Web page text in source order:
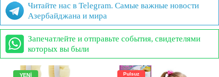
Читайте нас в Telegram. Самые важные новости
Азербайджана и мира
Запечатлейте и отправьте события, свидетелями
которых вы были